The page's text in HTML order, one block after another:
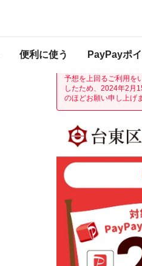
便利に使う PayPayポ
になります。開催中の
予想を上回るご利用を
したため、2024年2月
のほどお願い申し上げ